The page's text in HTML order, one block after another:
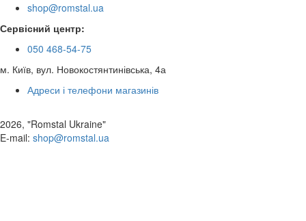
shop@romstal.ua
Сервісний центр:
050 468-54-75
м. Київ, вул. Новокостянтинівська, 4а
Адреси і телефони магазинів
2026, "Romstal Ukraine"
​E-mail: shop@romstal.ua